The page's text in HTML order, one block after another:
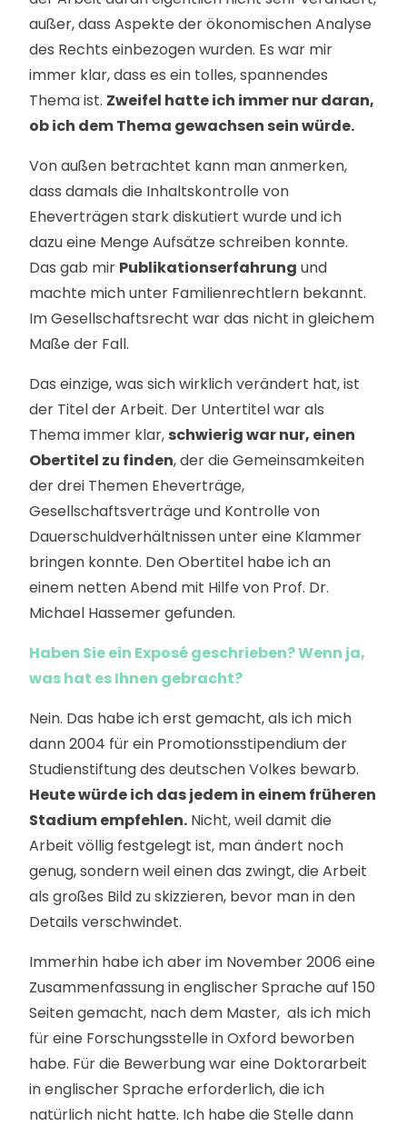
außer, dass Aspekte der ökonomischen Analyse
des Rechts einbezogen wurden. Es war mir
immer klar, dass es ein tolles, spannendes
Thema ist. Zweifel hatte ich immer nur daran,
ob ich dem Thema gewachsen sein würde.
Von außen betrachtet kann man anmerken,
dass damals die Inhaltskontrolle von
Eheverträgen stark diskutiert wurde und ich
dazu eine Menge Aufsätze schreiben konnte.
Das gab mir Publikationserfahrung und
machte mich unter Familienrechtlern bekannt.
Im Gesellschaftsrecht war das nicht in gleichem
Maße der Fall.
Das einzige, was sich wirklich verändert hat, ist
der Titel der Arbeit. Der Untertitel war als
Thema immer klar, schwierig war nur, einen
Obertitel zu finden, der die Gemeinsamkeiten
der drei Themen Eheverträge,
Gesellschaftsverträge und Kontrolle von
Dauerschuldverhältnissen unter eine Klammer
bringen konnte. Den Obertitel habe ich an
einem netten Abend mit Hilfe von Prof. Dr.
Michael Hassemer gefunden.
Haben Sie ein Exposé geschrieben? Wenn ja,
was hat es Ihnen gebracht?
Nein. Das habe ich erst gemacht, als ich mich
dann 2004 für ein Promotionsstipendium der
Studienstiftung des deutschen Volkes bewarb.
Heute würde ich das jedem in einem früheren
Stadium empfehlen. Nicht, weil damit die
Arbeit völlig festgelegt ist, man ändert noch
genug, sondern weil einen das zwingt, die Arbeit
als großes Bild zu skizzieren, bevor man in den
Details verschwindet.
Immerhin habe ich aber im November 2006 eine
Zusammenfassung in englischer Sprache auf 150
Seiten gemacht, nach dem Master, als ich mich
für eine Forschungsstelle in Oxford beworben
habe. Für die Bewerbung war eine Doktorarbeit
in englischer Sprache erforderlich, die ich
natürlich nicht hatte. Ich habe die Stelle dann